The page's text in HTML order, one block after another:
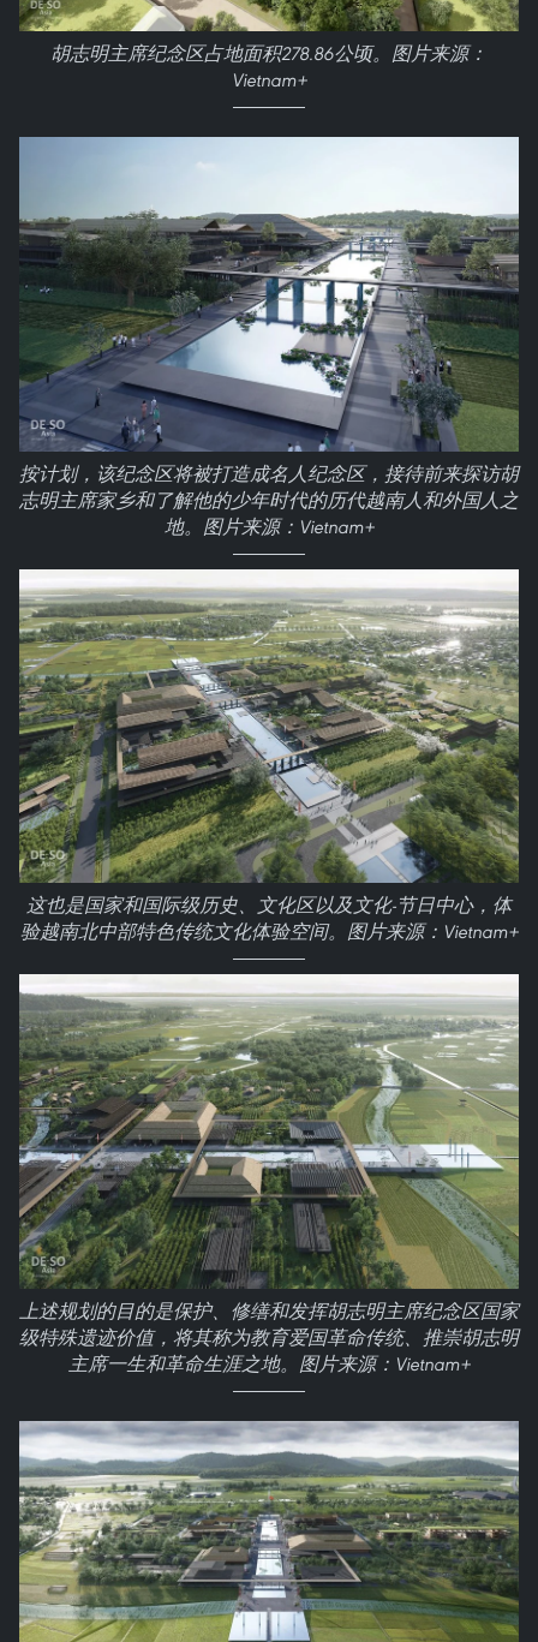
胡志明主席纪念区占地面积278.86公顷。图片来源：
Vietnam+
按计划，该纪念区将被打造成名人纪念区，接待前来探访胡
志明主席家乡和了解他的少年时代的历代越南人和外国人之
地。图片来源：Vietnam+
这也是国家和国际级历史、文化区以及文化-节日中心，体
验越南北中部特色传统文化体验空间。图片来源：Vietnam+
上述规划的目的是保护、修缮和发挥胡志明主席纪念区国家
级特殊遗迹价值，将其称为教育爱国革命传统、推崇胡志明
主席一生和革命生涯之地。图片来源：Vietnam+